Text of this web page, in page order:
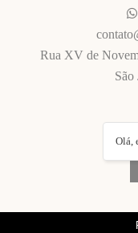
Rua XV de
São
Olá,